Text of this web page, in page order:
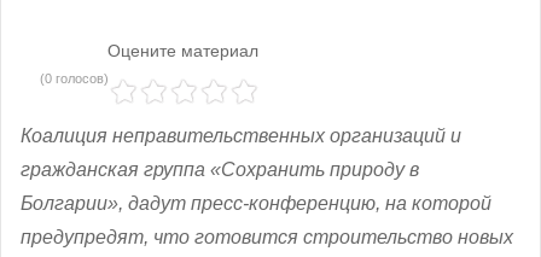
Оцените материал
(0 голосов)
Коалиция неправительственных организаций и
гражданская группа «Сохранить природу в
Болгарии», дадут пресс-конференцию, на которой
предупредят, что готовится строительство новых